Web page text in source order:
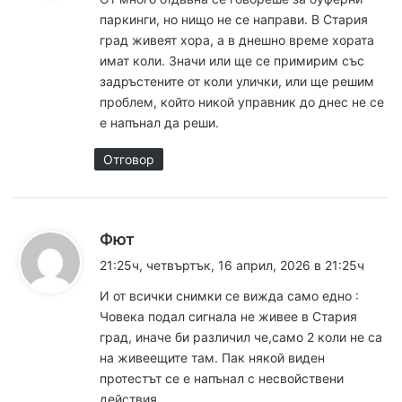
а
:
паркинги, но нищо не се направи. В Стария
град живеят хора, а в днешно време хората
имат коли. Значи или ще се примирим със
задръстените от коли улички, или ще решим
проблем, който никой управник до днес не се
е напънал да реши.
Отговор
Фют
а
:
21:25ч, четвъртък, 16 април, 2026 в 21:25ч
И от всички снимки се вижда само едно :
Човека подал сигнала не живее в Стария
град, иначе би различил че,само 2 коли не са
на живеещите там. Пак някой виден
протестът се е напънал с несвойствени
действия.